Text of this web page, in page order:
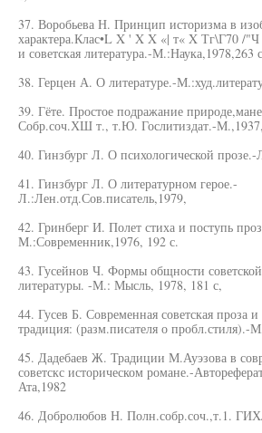
37. Воробьева Н. Принцип историзма в
характера.Клас•L X ' X X «| т« X Тг\Г70 /"Ч
и советская литература.-М.:Наука,1978,263
38. Герцен А. О литературе.-
39. Гёте. Простое подражание
Собр.соч.ХШ т., т.Ю. Гослитиздат.-
40. Гинзбург Л. О психологической
41. Гинзбург Л. О литературном герое.-
Л.:Лен.отд.Сов.писатель,1979,
42. Гринберг И. Полет стиха и поступь
М.:Современник,1976, 192 с.
43. Гусейнов Ч. Формы общности
литературы. -М.: Мысль, 1978, 181 с,
44. Гусев Б. Современная советская проза и
традиция: (разм.писателя о пробл.стиля).-
45. Дадебаев Ж. Традиции М.Ауэзова в
советскс историческом романе.-
Ата,1982
46. Добролюбов Н. Полн.собр.соч.,т.1.